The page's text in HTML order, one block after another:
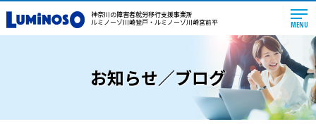
神奈川の障害者就労移行支援事業所
ルミノーゾ川崎登戸・ルミノーゾ川崎宮前平
MENU
お知らせ／ブログ